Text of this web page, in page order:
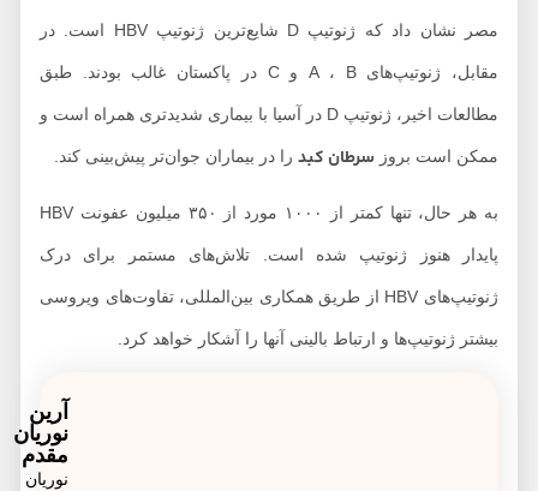
مصر نشان داد که ژنوتیپ D شایع‌ترین ژنوتیپ HBV است. در
مقابل، ژنوتیپ‌های A ، B و C در پاکستان غالب بودند. طبق
مطالعات اخیر، ژنوتیپ D در آسیا با بیماری شدیدتری همراه است و
ممکن است بروز سرطان کبدرا در بیماران جوان‌تر پیش‌بینی کند.
به هر حال، تنها کمتر از ۱۰۰۰ مورد از ۳۵۰ میلیون عفونت HBV
پایدار هنوز ژنوتیپ شده است. تلاش‌های مستمر برای درک
ژنوتیپ‌های HBV از طریق همکاری بین‌المللی، تفاوت‌های ویروسی
بیشتر ژنوتیپ‌ها و ارتباط بالینی آنها را آشکار خواهد کرد.
نوریان
مقدم
نوریان